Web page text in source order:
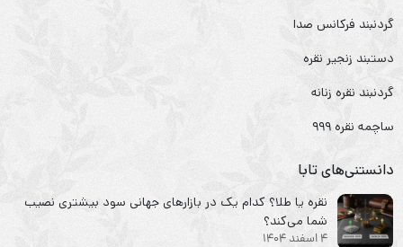
گردنبند فرکانس صدا
دستبند زنجیر نقره
گردنبند نقره زنانه
ساچمه نقره ۹۹۹
دانستنی‌های تابا
نقره یا طلا؟ کدام یک در بازارهای جهانی سود بیشتری نصیب
شما می‌کند؟
4 اسفند 1404